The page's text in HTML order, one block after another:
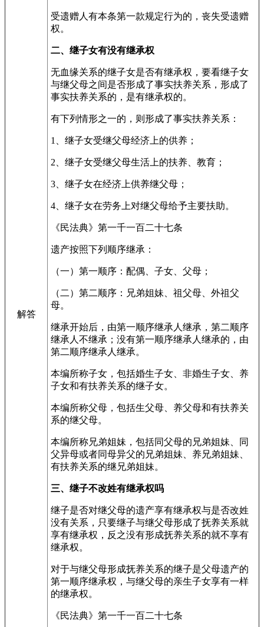
解答
受遗赠人有本条第一款规定行为的，丧失受遗赠
权。
二、继子女有没有继承权
无血缘关系的继子女是否有继承权，要看继子女
与继父母之间是否形成了事实扶养关系，形成了
事实扶养关系的，是有继承权的。
有下列情形之一的，则形成了事实扶养关系：
1、继子女受继父母经济上的供养；
2、继子女受继父母生活上的扶养、教育；
3、继子女在经济上供养继父母；
4、继子女在劳务上对继父母给予主要扶助。
《民法典》第一千一百二十七条
遗产按照下列顺序继承：
（一）第一顺序：配偶、子女、父母；
（二）第二顺序：兄弟姐妹、祖父母、外祖父
母。
继承开始后，由第一顺序继承人继承，第二顺序
继承人不继承；没有第一顺序继承人继承的，由
第二顺序继承人继承。
本编所称子女，包括婚生子女、非婚生子女、养
子女和有扶养关系的继子女。
本编所称父母，包括生父母、养父母和有扶养关
系的继父母。
本编所称兄弟姐妹，包括同父母的兄弟姐妹、同
父异母或者同母异父的兄弟姐妹、养兄弟姐妹、
有扶养关系的继兄弟姐妹。
三、继子不改姓有继承权吗
继子是否对继父母的遗产享有继承权与是否改姓
没有关系，只要继子与继父母形成了抚养关系就
享有继承权，反之没有形成抚养关系的就不享有
继承权。
对于与继父母形成抚养关系的继子是父母遗产的
第一顺序继承权，与继父母的亲生子女享有一样
的继承权。
《民法典》第一千一百二十七条